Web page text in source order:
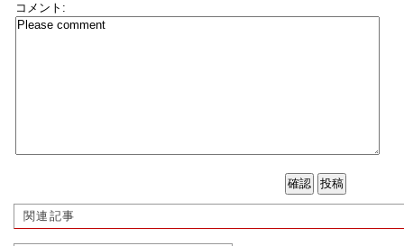
コメント:
関連記事